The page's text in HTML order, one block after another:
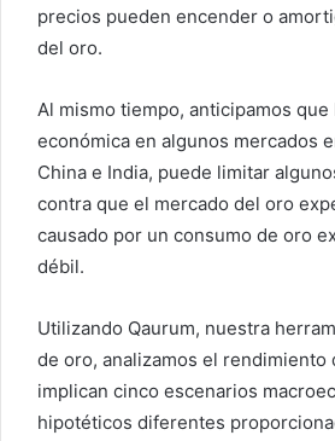
precios pueden encender o
del oro.
Al mismo tiempo, anticipamos
económica en algunos mercados
China e India, puede limitar
contra que el mercado del oro
causado por un consumo de oro
débil.
Utilizando Qaurum, nuestra
de oro, analizamos el rendimiento
implican cinco escenarios
hipotéticos diferentes